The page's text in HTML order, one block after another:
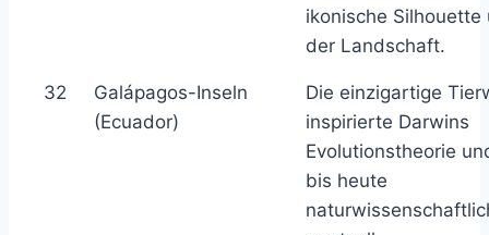
ikonische Silhouette
der Landschaft.
32
Galápagos-Inseln
(Ecuador)
Die einzigartige
inspirierte Darwins
Evolutionstheorie
bis heute